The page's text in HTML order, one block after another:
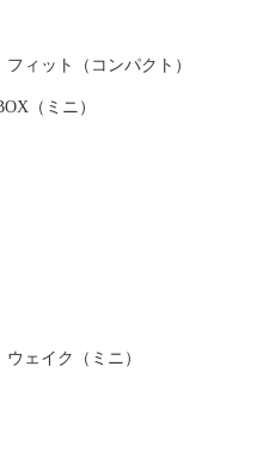
ィット（コンパクト）
（ミニ）
ェイク（ミニ）